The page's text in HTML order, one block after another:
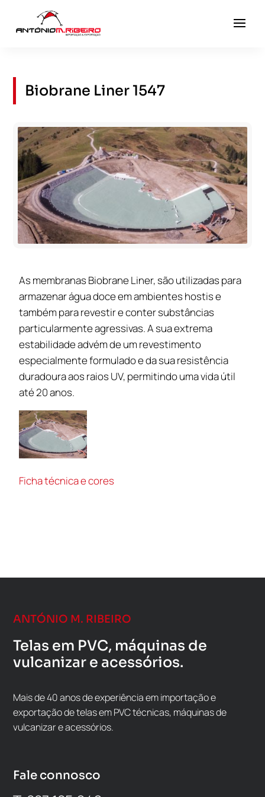
Biobrane Liner 1547
As membranas Biobrane Liner, são utilizadas para
armazenar água doce em ambientes hostis e
também para revestir e conter substâncias
particularmente agressivas. A sua extrema
estabilidade advém de um revestimento
especialmente formulado e da sua resistência
duradoura aos raios UV, permitindo uma vida útil
até 20 anos.
Ficha técnica e cores
ANTÓNIO M. RIBEIRO
Telas em PVC, máquinas de
vulcanizar e acessórios.
Mais de 40 anos de experiência em importação e
exportação de telas em PVC técnicas, máquinas de
vulcanizar e acessórios.
Fale connosco